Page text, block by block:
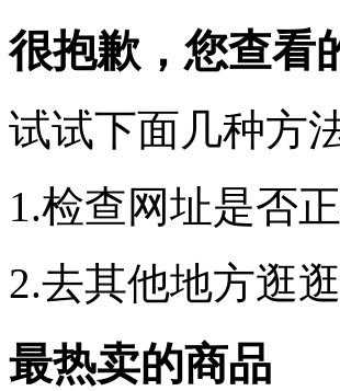
很抱歉，您查看
试试下面几种方
1.检查网址是否
2.去其他地方逛逛
最热卖的商品